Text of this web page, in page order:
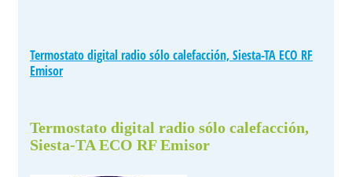
Termostato digital radio sólo calefacción, Siesta-TA ECO RF
Emisor
Termostato digital radio sólo calefacción,
Siesta-TA ECO RF Emisor